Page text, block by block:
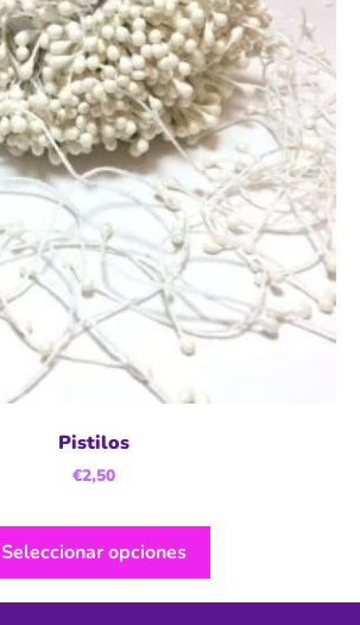
Pistilos
€2,50
Seleccionar opciones